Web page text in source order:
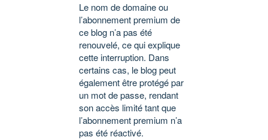
Le nom de domaine ou
l’abonnement premium de
ce blog n’a pas été
renouvelé, ce qui explique
cette interruption. Dans
certains cas, le blog peut
également être protégé par
un mot de passe, rendant
son accès limité tant que
l’abonnement premium n’a
pas été réactivé.